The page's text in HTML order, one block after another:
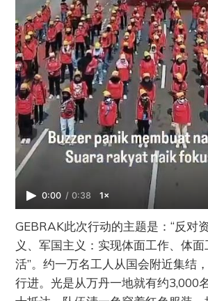
0:00 / 0:38 1×
GEBRAK此次行动的主题是：“反对
义、军国主义：实现体面工作、体
活”。约一万名工人从国会附近集结
行进。光是从万丹一地就有约3,000